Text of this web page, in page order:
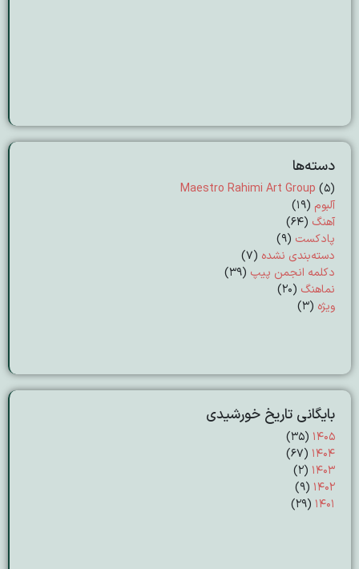
دسته‌ها
Maestro Rahimi Art Group (5)
آلبوم (19)
آهنگ (64)
پادکست (9)
دسته‌بندی نشده (7)
دکلمه انجمن پیپ (39)
نماهنگ (20)
ویژه (3)
بایگانی تاریخ خورشیدی
۱۴۰۵ (۳۵)
۱۴۰۴ (۶۷)
۱۴۰۳ (۲)
۱۴۰۲ (۹)
۱۴۰۱ (۲۹)